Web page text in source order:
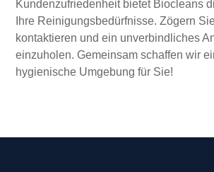
Kundenzufriedenheit bietet Biocleans
Ihre Reinigungsbedürfnisse. Zögern
kontaktieren und ein unverbindliches
einzuholen. Gemeinsam schaffen wir
hygienische Umgebung für Sie!